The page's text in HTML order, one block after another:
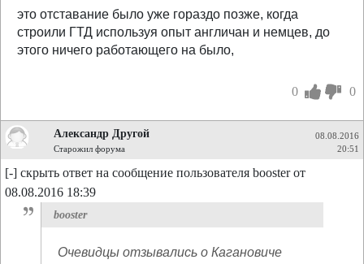
это отставание было уже гораздо позже, когда
строили ГТД используя опыт англичан и немцев, до
этого ничего работающего на было,
0 0
Александр Другой
Старожил форума
08.08.2016
20:51
[-] скрыть ответ на сообщение пользователя booster от
08.08.2016 18:39
booster
Очевидцы отзывались о Кагановиче